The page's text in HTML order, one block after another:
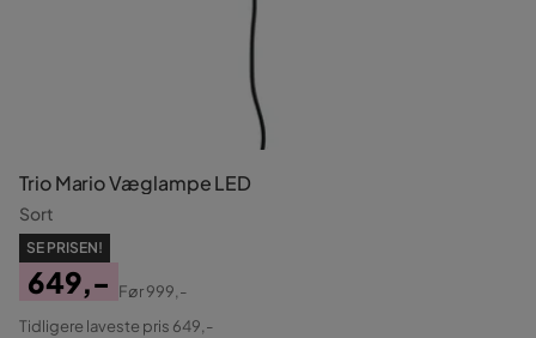
Trio Mario Væglampe LED
Sort
SE PRISEN!
Pris
649,-
Original
Før999,-
Tidligere laveste pris 649,-